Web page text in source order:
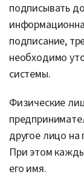
подписывать
подписание,
необходимо
системы.
Физические
другое лицо
При этом
его имя.